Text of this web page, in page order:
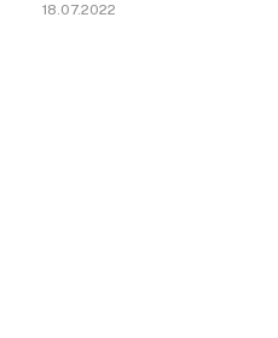
18.07.2022